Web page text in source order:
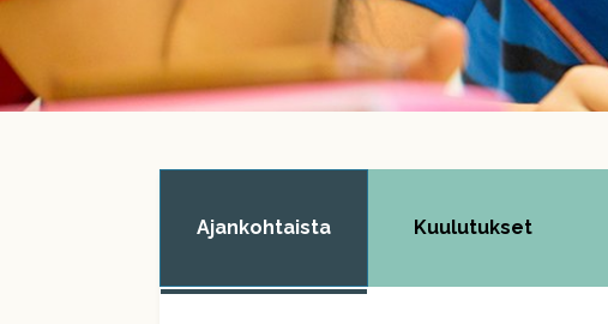
Ajankohtaista Kuulutukset